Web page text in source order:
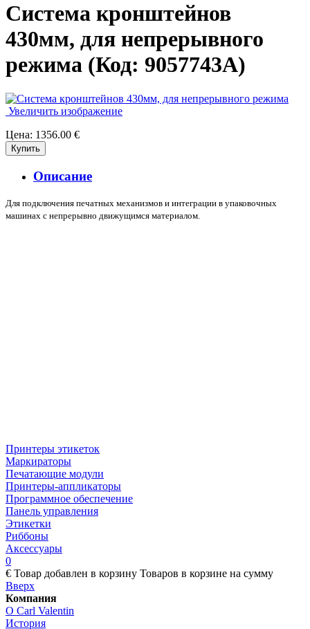
Система кронштейнов
430мм, для непрерывного
режима (Код: 9057743A)
Увеличить изображение
Цена: 1356.00 €
Описание
Для подключения печатных механизмов и интеграции в упаковочных
машинах с непрерывно движущимся материалом.
Принтеры этикеток
Маркираторы
Печатающие модули
Принтеры-аппликаторы
Программное обеспечение
Панель управления
Этикетки
Риббоны
Аксессуары
0
€ Товар добавлен в корзину Товаров в корзине на сумму
Вверх
Компания
О Carl Valentin
История